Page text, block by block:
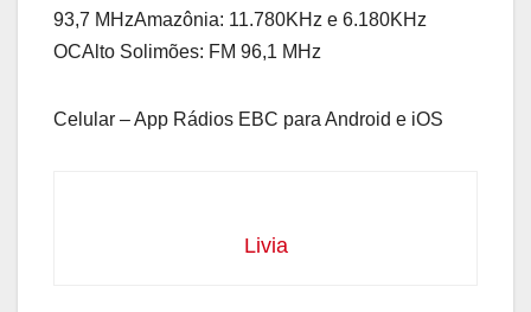
93,7 MHzAmazônia: 11.780KHz e 6.180KHz
OCAlto Solimões: FM 96,1 MHz
Celular – App Rádios EBC para Android e iOS
Livia